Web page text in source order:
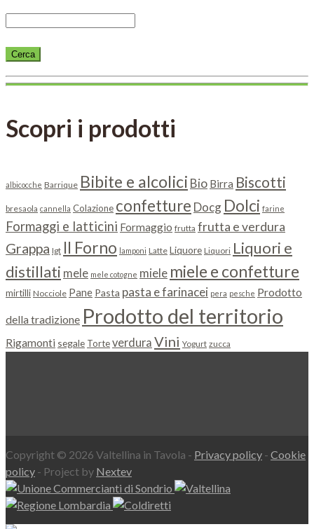
Scopri i prodotti
albicocche Barrique Bibite e alcolici Bio Birra Biscotti
bresaola cannella Colazione confetture Docg Dolci farine
Formaggi e latticini Formaggio frutta frutta e verdura
Grappa Igt Il Forno lamponi Latte Liquore Liquori Liquori e
distillati mele mele cotogne miele miele e confetture
mirtilli Nocciole Pane Pasta pasta e farinacei pera pesche Prodotto
della tradizione Prodotto del territorio
Rigamonti segale Torteverdura Vini Yogurt zucca
Copyright © 2026 Valtellina in Tavola - Privacy policy - Cookie
policy - Project by Nextev